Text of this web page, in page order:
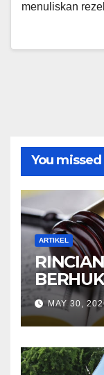
menuliskan
You missed
ARTIKEL
HUKUM
KITAB
KITAB
MAY 30,